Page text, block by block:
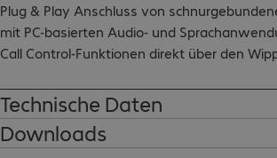
Plug & Play Anschluss von
mit PC-basierten Audio- und
Call Control-Funktionen direkt über den
Technische Daten
Downloads